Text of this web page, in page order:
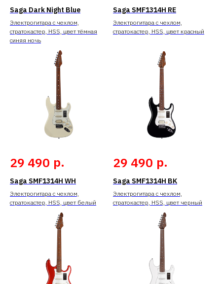
Saga Dark Night Blue
Электрогитара с чехлом,
стратокастер, HSS, цвет тёмная
синяя ночь
Saga SMF1314H RE
Электрогитара с чехлом,
стратокастер, HSS, цвет красный
29 490 р.
Saga SMF1314H WH
Электрогитара с чехлом,
стратокастер, HSS, цвет белый
29 490 р.
Saga SMF1314H BK
Электрогитара с чехлом,
стратокастер, HSS, цвет черный